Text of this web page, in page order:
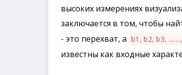
высоких измерениях
заключается в том, чтобы
- это перехват, а b1, b2, b3,
известны как входные